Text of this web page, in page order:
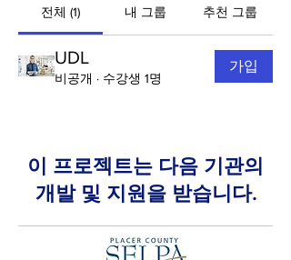
전체 (1) 내 그룹 추천 그룹
UDL
비공개 · 수강생 1명
가입
이 프로젝트는 다음 기관의
개발 및 지원을 받습니다.